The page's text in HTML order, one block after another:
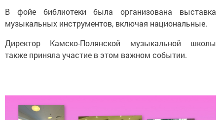
В фойе библиотеки была организована выставка
музыкальных инструментов, включая национальные.
Директор Камско-Полянской музыкальной школы
также приняла участие в этом важном событии.